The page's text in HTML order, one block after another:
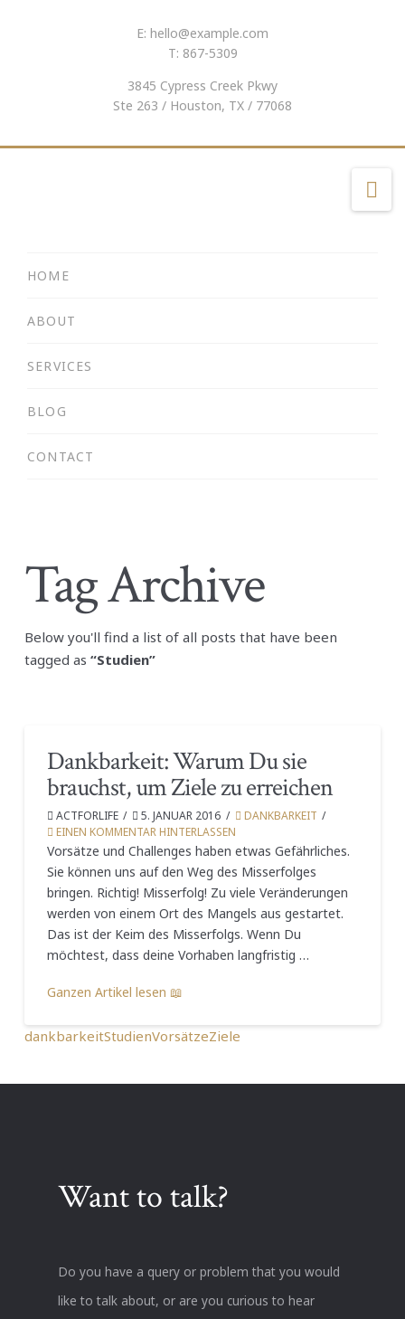
E: hello@example.com
T: 867-5309
3845 Cypress Creek Pkwy
Ste 263 / Houston, TX / 77068
HOME
ABOUT
SERVICES
BLOG
CONTACT
Tag Archive
Below you'll find a list of all posts that have been
tagged as “Studien”
Dankbarkeit: Warum Du sie
brauchst, um Ziele zu erreichen
ACTFORLIFE 5. JANUAR 2016
DANKBARKEIT
EINEN KOMMENTAR HINTERLASSEN
Vorsätze und Challenges haben etwas Gefährliches.
Sie können uns auf den Weg des Misserfolges
bringen. Richtig! Misserfolg! Zu viele Veränderungen
werden von einem Ort des Mangels aus gestartet.
Das ist der Keim des Misserfolgs. Wenn Du
möchtest, dass deine Vorhaben langfristig …
Ganzen Artikel lesen 📖
dankbarkeitStudienVorsätzeZiele
Want to talk?
Do you have a query or problem that you would
like to talk about, or are you curious to hear